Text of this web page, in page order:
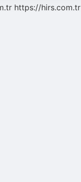
https://hirs.com.tr